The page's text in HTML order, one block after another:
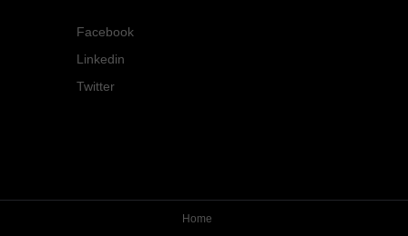
Facebook
Linkedin
Twitter
Home